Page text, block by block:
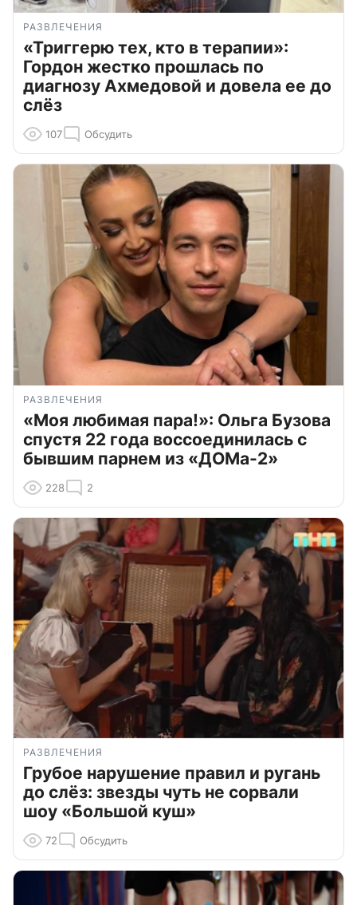
РАЗВЛЕЧЕНИЯ
«Триггерю тех, кто в терапии»:
Гордон жестко прошлась по
диагнозу Ахмедовой и довела ее до
слёз
107 Обсудить
РАЗВЛЕЧЕНИЯ
«Моя любимая пара!»: Ольга Бузова
спустя 22 года воссоединилась с
бывшим парнем из «ДОМа-2»
228 2
РАЗВЛЕЧЕНИЯ
Грубое нарушение правил и ругань
до слёз: звезды чуть не сорвали
шоу «Большой куш»
72 Обсудить